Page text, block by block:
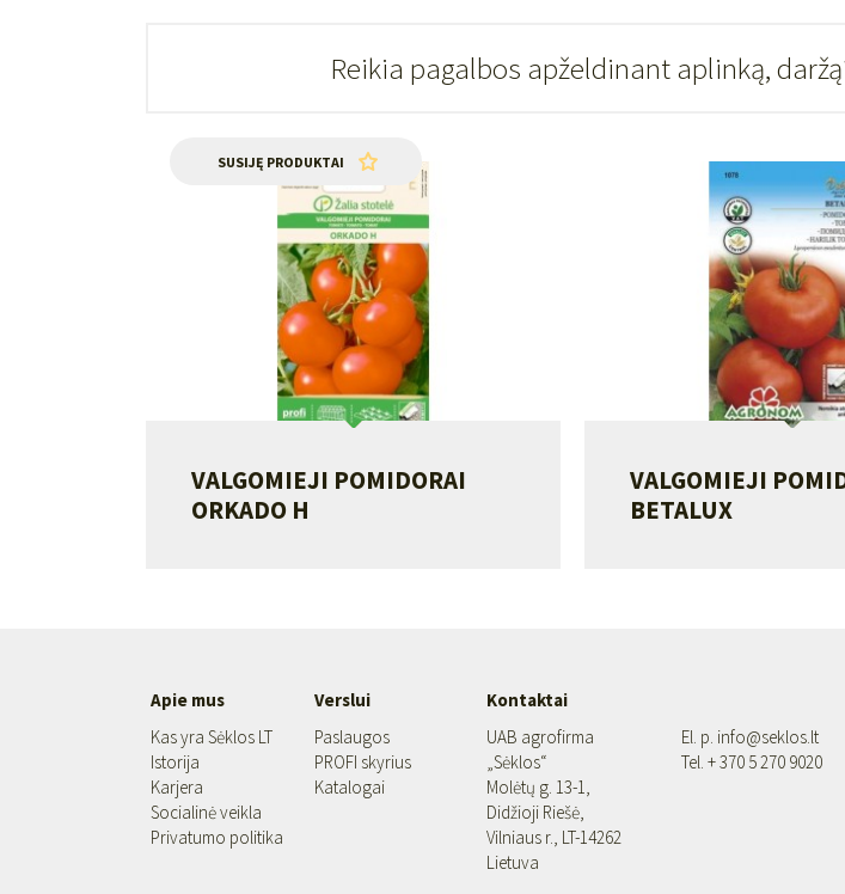
Reikia pagalbos apželdinant aplinką,
SUSIJĘ PRODUKTAI
VALGOMIEJI POMIDORAI
ORKADO H
VALGOMIEJI
BETALUX
Apie mus
Kas yra Sėklos LT
Istorija
Karjera
Socialinė veikla
Privatumo politika
Verslui
Paslaugos
PROFI skyrius
Katalogai
Kontaktai
UAB agrofirma
„Sėklos“
Molėtų g. 13-1,
Didžioji Riešė,
Vilniaus r., LT-14262
Lietuva
El. p. info@seklos.lt
Tel. + 370 5 270 9020